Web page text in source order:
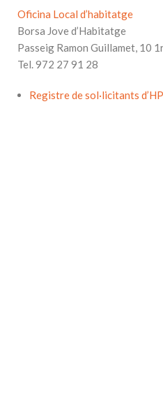
Oficina Local d’habitatge
Borsa Jove d’Habitatge
Passeig Ramon Guillamet, 10
Tel. 972 27 91 28
Registre de sol·licitants